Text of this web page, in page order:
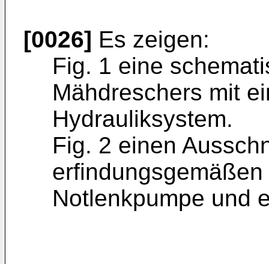
[0026] Es zeigen:
Fig. 1 eine
Mähdreschers mit
Hydrauliksystem.
Fig. 2 einen
Notlenkpumpe und